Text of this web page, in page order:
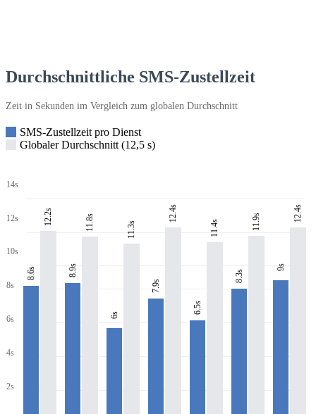
Durchschnittliche SMS-Zustellzeit
Zeit in Sekunden im Vergleich zum globalen Durchschnitt
SMS-Zustellzeit pro Dienst
Globaler Durchschnitt (12,5 s)
14s
12s
10s
8s
6s
4s
2s
8.6s
12.2s
8.9s
11.8s
6s
11.3s
7.9s
12.4s
6.5s
11.4s
8.3s
11.9s
9s
12.4s